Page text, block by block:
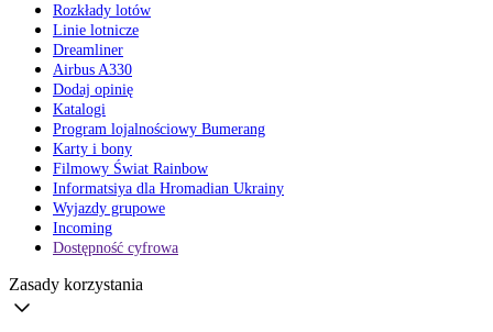
Rozkłady lotów
Linie lotnicze
Dreamliner
Airbus A330
Dodaj opinię
Katalogi
Program lojalnościowy Bumerang
Karty i bony
Filmowy Świat Rainbow
Informatsiya dla Hromadian Ukrainy
Wyjazdy grupowe
Incoming
Dostępność cyfrowa
Zasady korzystania